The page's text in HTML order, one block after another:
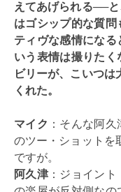
えてあげられる──
はゴシップ的な質
ティヴな感情になる
いう表情は撮りた
ビリーが、こいつ
くれた。
マイク ：そんな阿
のツー・ショットを
ですが。
阿久津 ：ジョイン